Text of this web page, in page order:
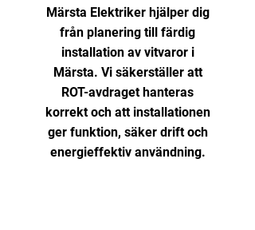
Märsta Elektriker hjälper dig
från planering till färdig
installation av vitvaror i
Märsta. Vi säkerställer att
ROT-avdraget hanteras
korrekt och att installationen
ger funktion, säker drift och
energieffektiv användning.